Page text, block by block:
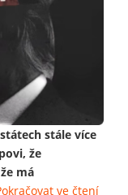
stále více
že
má
ve čtení